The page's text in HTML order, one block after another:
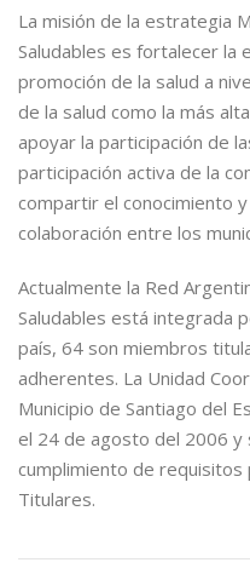
La misión de la estrategia
Saludables es fortalecer la
promoción de la salud a
de la salud como la más
apoyar la participación de
participación activa de la
compartir el conocimiento
colaboración entre los
Actualmente la Red
Saludables está integrada
país, 64 son miembros
adherentes. La Unidad
Municipio de Santiago del
el 24 de agosto del 2006 y
cumplimiento de
Titulares.